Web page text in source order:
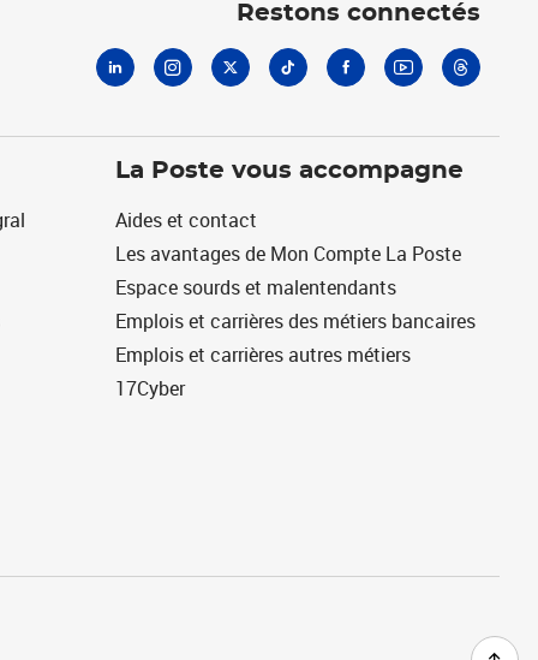
Restons connectés
La Poste vous accompagne
Aides et contact
Les avantages de Mon Compte La Poste
Espace sourds et malentendants
Emplois et carrières des métiers bancaires
Emplois et carrières autres métiers
17Cyber